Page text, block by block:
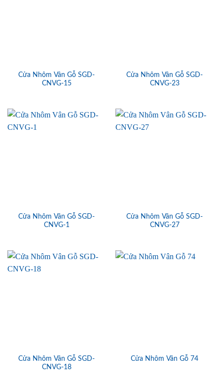
Cửa Nhôm Vân Gỗ SGD-
CNVG-15
Cửa Nhôm Vân Gỗ SGD-
CNVG-23
Cửa Nhôm Vân Gỗ SGD-
CNVG-1
Cửa Nhôm Vân Gỗ SGD-
CNVG-27
Cửa Nhôm Vân Gỗ SGD-
CNVG-18
Cửa Nhôm Vân Gỗ 74